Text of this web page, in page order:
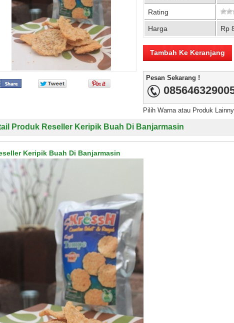
Rating
Harga Rp
Pesan Sekarang !
Pilih Warna atau Produk
Produk Reseller Keripik Buah Di Banjarmasin
Keripik Buah Di Banjarmasin